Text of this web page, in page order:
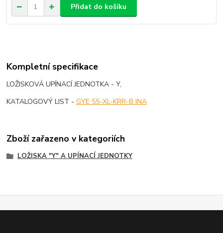
Přidat do košíku
Kompletní specifikace
LOŽISKOVÁ UPÍNACÍ JEDNOTKA - Y,
KATALOGOVÝ LIST -GYE 55-XL-KRR-B INA
Zboží zařazeno v kategoriích
LOŽISKA "Y" A UPÍNACÍ JEDNOTKY